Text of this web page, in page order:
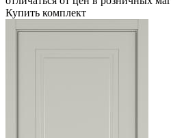
Купить комплект